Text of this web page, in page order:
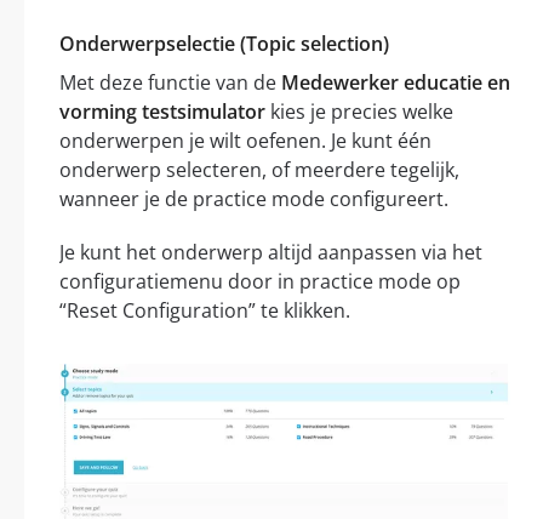
Onderwerpselectie (Topic selection)
Met deze functie van de Medewerker educatie en
vorming testsimulator kies je precies welke
onderwerpen je wilt oefenen. Je kunt één
onderwerp selecteren, of meerdere tegelijk,
wanneer je de practice mode configureert.
Je kunt het onderwerp altijd aanpassen via het
configuratiemenu door in practice mode op
“Reset Configuration” te klikken.